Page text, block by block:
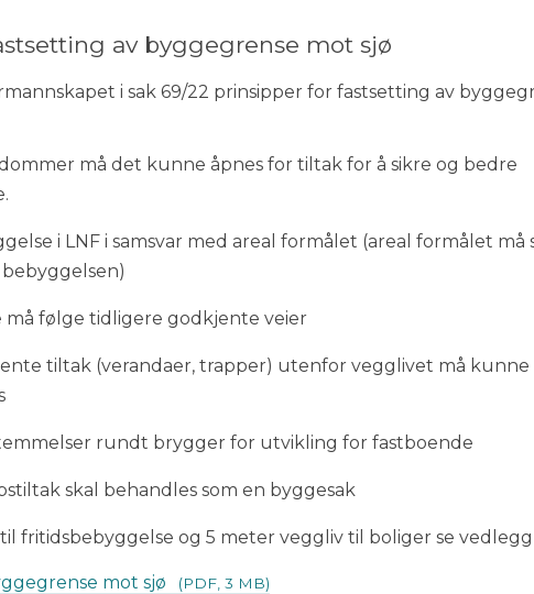
av byggegrense mot sjø
i sak 69/22 prinsipper for fastsetting av
må det kunne åpnes for tiltak for å sikre og bedre
i LNF i samsvar med areal formålet (areal formålet må
må følge tidligere godkjente veier
tiltak (verandaer, trapper) utenfor vegglivet må kunne
rundt brygger for utvikling for fastboende
skal behandles som en byggesak
fritidsbebyggelse og 5 meter veggliv til boliger se vedlegg
mot sjø (PDF, 3 MB)